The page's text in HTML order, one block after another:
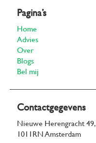
Pagina’s
Home
Advies
Over
Blogs
Bel mij
Contactgegevens
Nieuwe Herengracht 49,
1011RN Amsterdam